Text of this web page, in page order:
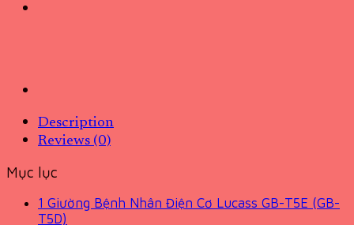
Description
Reviews (0)
Mục lục
1 Giường Bệnh Nhân Điện Cơ Lucass GB-T5E (GB-
T5D)